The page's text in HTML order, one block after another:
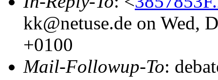
kk@netuse.de on Wed,
+0100
Mail-Followup-To: